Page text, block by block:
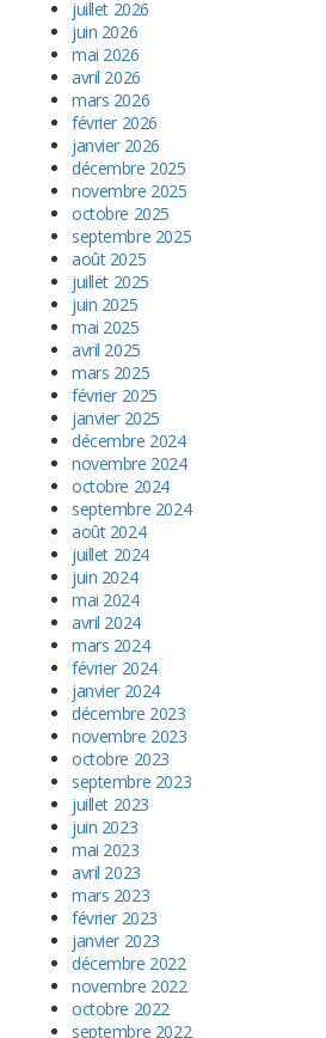
juillet 2026
juin 2026
mai 2026
avril 2026
mars 2026
février 2026
janvier 2026
décembre 2025
novembre 2025
octobre 2025
septembre 2025
août 2025
juillet 2025
juin 2025
mai 2025
avril 2025
mars 2025
février 2025
janvier 2025
décembre 2024
novembre 2024
octobre 2024
septembre 2024
août 2024
juillet 2024
juin 2024
mai 2024
avril 2024
mars 2024
février 2024
janvier 2024
décembre 2023
novembre 2023
octobre 2023
septembre 2023
juillet 2023
juin 2023
mai 2023
avril 2023
mars 2023
février 2023
janvier 2023
décembre 2022
novembre 2022
octobre 2022
septembre 2022